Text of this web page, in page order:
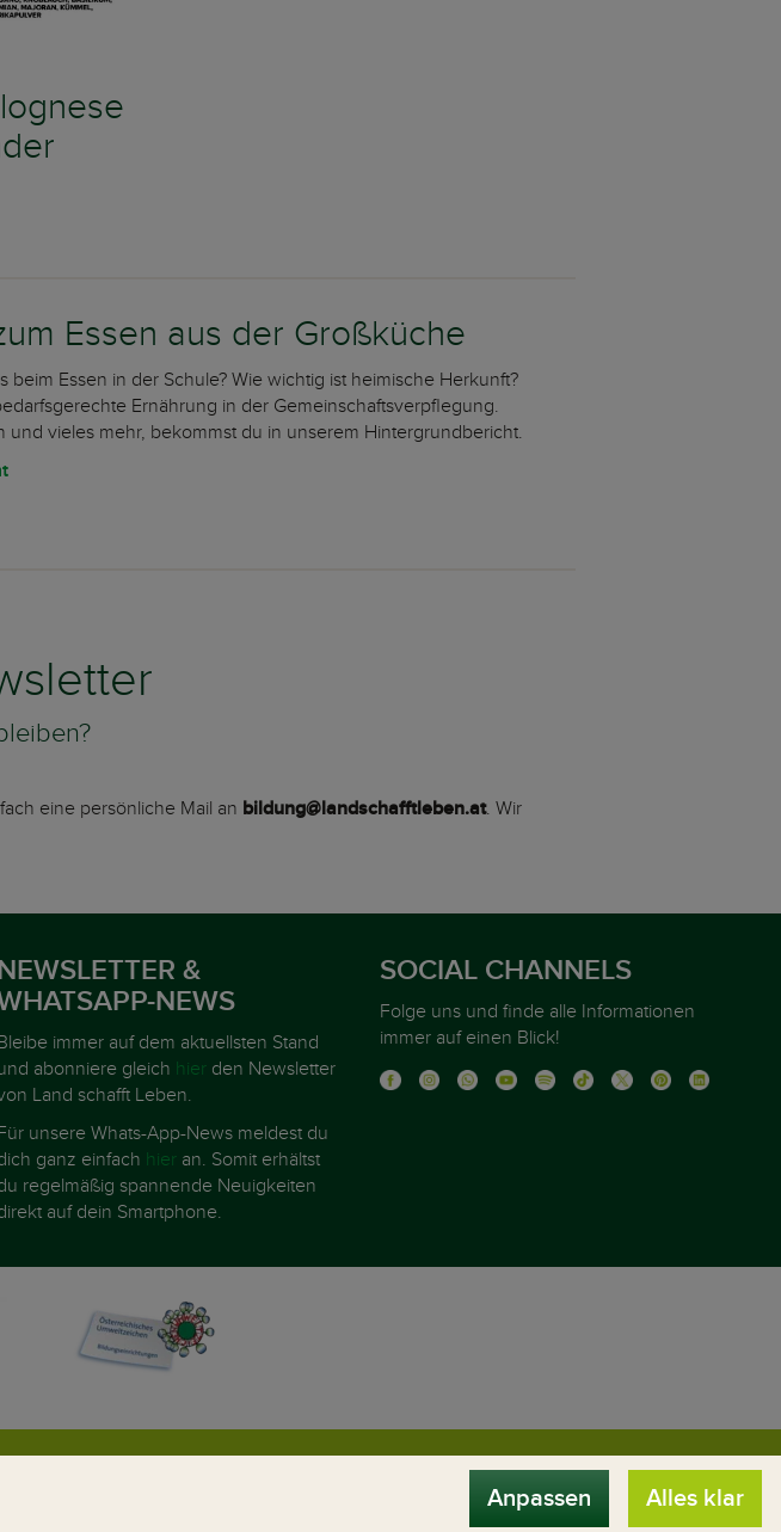
Essen aus der Großküche
beim Essen in der Schule? Wie wichtig ist heimische Herkunft?
Ernährung in der Gemeinschaftsverpflegung.
und vieles mehr, bekommst du in unserem Hintergrundbericht.
eine persönliche Mail an bildung@landschafftleben.at. Wir
&
NEWS
immer auf dem aktuellsten Stand
abonniere gleich hier den Newsletter
Land schafft Leben.
unsere Whats-App-News meldest du
ganz einfach hier an. Somit erhältst
regelmäßig spannende Neuigkeiten
auf dein Smartphone.
SOCIAL CHANNELS
Folge uns und finde alle Informationen
immer auf einen Blick!
Anpassen Alles klar